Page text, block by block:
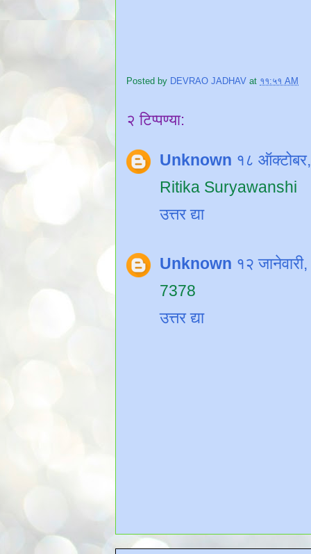
Posted by DEVRAO JADHAV at ११:५१ AM
२ टिप्पण्या:
Unknown १८
Ritika Suryawanshi
उत्तर द्या
Unknown १२
7378
उत्तर द्या